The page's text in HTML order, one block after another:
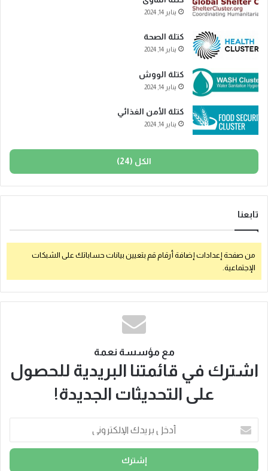
يناير 14, 2024
كتلة الصحة
يناير 14, 2024
كتلة الووش
يناير 14, 2024
كتلة الأمن الغذائي
يناير 14, 2024
الكل (24)
تابعنا
من صفحة إعدادات إضافة أرقام قم بتعيين بيانات حساباتك على الشبكات
الإجتماعية.
مع مؤسسة نعمة
اشترك في قائمتنا البريدية للحصول
على التحديثات الجديدة!
خ